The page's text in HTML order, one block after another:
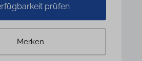
prüfen
Merken